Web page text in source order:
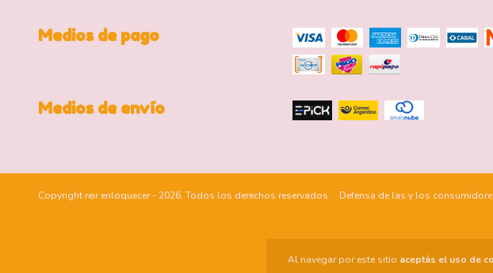
Al navegar por este sitio aceptás el uso de
Medios de pago
Medios de envío
Copyright reir enloquecer - 2026. Todos los derechos reservados. Defensa de las y los